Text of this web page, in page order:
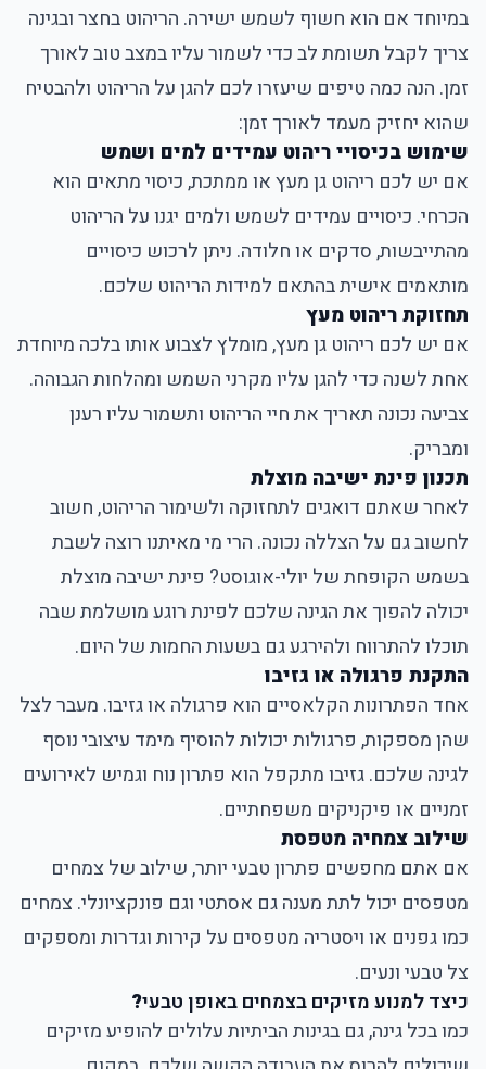
במיוחד אם הוא חשוף לשמש ישירה. הריהוט בחצר ובגינה
צריך לקבל תשומת לב כדי לשמור עליו במצב טוב לאורך
זמן. הנה כמה טיפים שיעזרו לכם להגן על הריהוט ולהבטיח
שהוא יחזיק מעמד לאורך זמן:
שימוש בכיסויי ריהוט עמידים למים ושמש
אם יש לכם ריהוט גן מעץ או ממתכת, כיסוי מתאים הוא
הכרחי. כיסויים עמידים לשמש ולמים יגנו על הריהוט
מהתייבשות, סדקים או חלודה. ניתן לרכוש כיסויים
מותאמים אישית בהתאם למידות הריהוט שלכם.
תחזוקת ריהוט מעץ
אם יש לכם ריהוט גן מעץ, מומלץ לצבוע אותו בלכה מיוחדת
אחת לשנה כדי להגן עליו מקרני השמש ומהלחות הגבוהה.
צביעה נכונה תאריך את חיי הריהוט ותשמור עליו רענן
ומבריק.
תכנון פינת ישיבה מוצלת
לאחר שאתם דואגים לתחזוקה ולשימור הריהוט, חשוב
לחשוב גם על הצללה נכונה. הרי מי מאיתנו רוצה לשבת
בשמש הקופחת של יולי-אוגוסט? פינת ישיבה מוצלת
יכולה להפוך את הגינה שלכם לפינת רוגע מושלמת שבה
תוכלו להתרווח ולהירגע גם בשעות החמות של היום.
התקנת פרגולה או גזיבו
אחד הפתרונות הקלאסיים הוא פרגולה או גזיבו. מעבר לצל
שהן מספקות, פרגולות יכולות להוסיף מימד עיצובי נוסף
לגינה שלכם. גזיבו מתקפל הוא פתרון נוח וגמיש לאירועים
זמניים או פיקניקים משפחתיים.
שילוב צמחיה מטפסת
אם אתם מחפשים פתרון טבעי יותר, שילוב של צמחים
מטפסים יכול לתת מענה גם אסתטי וגם פונקציונלי. צמחים
כמו גפנים או ויסטריה מטפסים על קירות וגדרות ומספקים
צל טבעי ונעים.
כיצד למנוע מזיקים בצמחים באופן טבעי?
כמו בכל גינה, גם בגינות הביתיות עלולים להופיע מזיקים